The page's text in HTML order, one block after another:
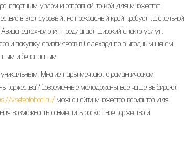
узлом и отправной точкой для множества
в этот суровый, но прекрасный край требует тщательной
предлагает широкий спектр услуг,
и покупку авиабилетов в Салехард по выгодным ценам.
и безопасным.
Многие пары мечтают о романтическом
торжества? Современные молодожены все чаще выбирают
vseteplohodi.ru/ можно найти множество вариантов для
возможность совместить роскошное торжество и